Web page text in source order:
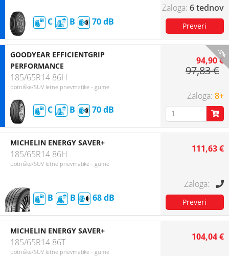
C B 70
6 tednov
-3%
GOODYEAR EFFICIENTGRIP
PERFORMANCE
185/65R14 86H
potniške/SUV letne pnevmatike - gume
C B 70
94,90 €
97,83 €
8+
MICHELIN ENERGY SAVER+
185/65R14 86H
potniške/SUV letne pnevmatike - gume
B B 68
111,63 €
MICHELIN ENERGY SAVER+
185/65R14 86T
potniške/SUV letne pnevmatike - gume
104,04 €